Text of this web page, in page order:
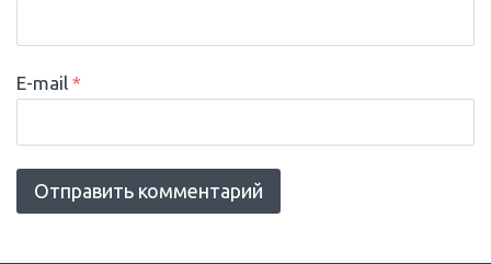
E-mail *